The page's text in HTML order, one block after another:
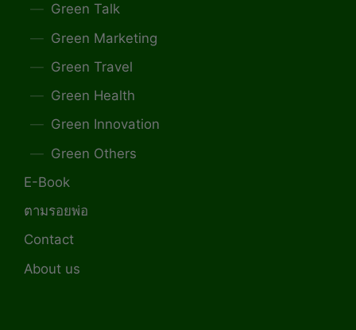
Green Talk
Green Marketing
Green Travel
Green Health
Green Innovation
Green Others
E-Book
ตามรอยพ่อ
Contact
About us